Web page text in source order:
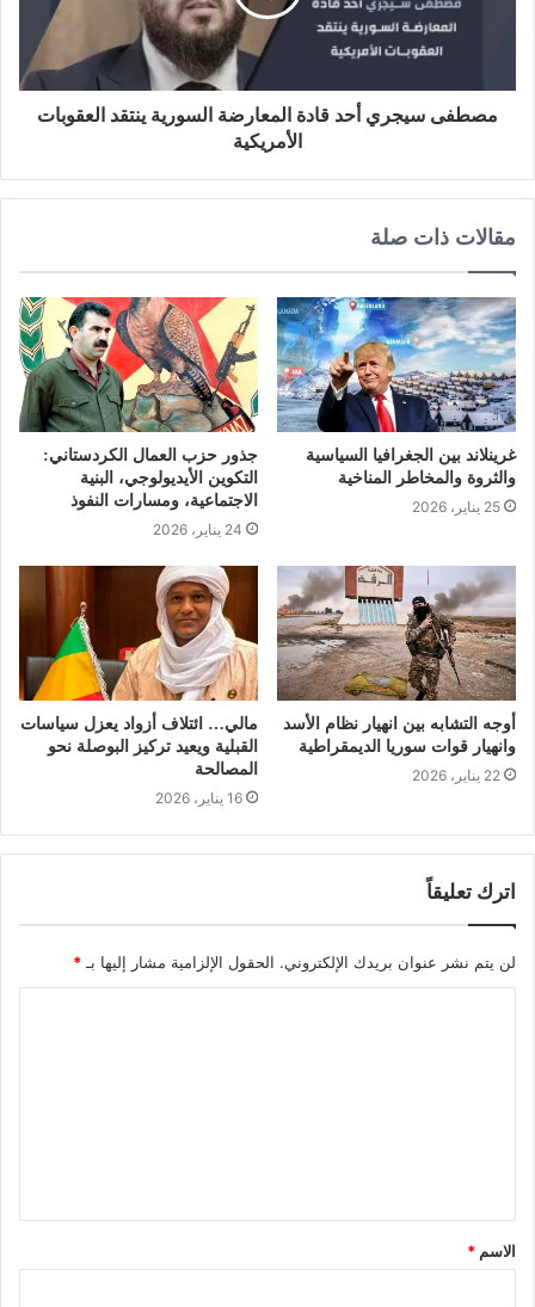
مصطفى سيجري أحد قادة المعارضة السورية ينتقد العقوبات
الأمريكية
مقالات ذات صلة
غرينلاند بين الجغرافيا السياسية
والثروة والمخاطر المناخية
25 يناير، 2026
جذور حزب العمال الكردستاني:
التكوين الأيديولوجي، البنية
الاجتماعية، ومسارات النفوذ
24 يناير، 2026
أوجه التشابه بين انهيار نظام الأسد
وانهيار قوات سوريا الديمقراطية
22 يناير، 2026
مالي… ائتلاف أزواد يعزل سياسات
القبلية ويعيد تركيز البوصلة نحو
المصالحة
16 يناير، 2026
اترك تعليقاً
لن يتم نشر عنوان بريدك الإلكتروني. الحقول الإلزامية مشار إليها بـ *
ق
*
الاسم *